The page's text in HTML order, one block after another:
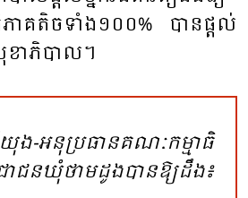
ាគ​តិច​ទាំង​១០០% បាន​ផ្តល់​
ខា​ភិបាល​។
ង​-អនុ​ប្រ​ធាន​គណៈ​កម្មា​ធិ
ា​ជន​ឃុំ​ថាម​ដូង​បាន​ឱ្យ​ដឹង​៖